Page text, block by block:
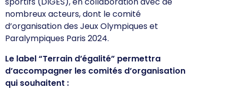
nombreux acteurs, dont le comité
d’organisation des Jeux Olympiques et
Paralympiques Paris 2024.
Le label “Terrain d’égalité” permettra
d’accompagner les comités d’organisation
qui souhaitent :